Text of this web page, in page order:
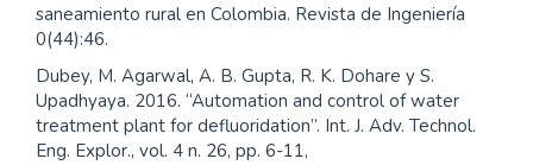
saneamiento rural en Colombia. Revista de Ingeniería
0(44):46.
Dubey, M. Agarwal, A. B. Gupta, R. K. Dohare y S.
Upadhyaya. 2016. “Automation and control of water
treatment plant for defluoridation”. Int. J. Adv. Technol.
Eng. Explor., vol. 4 n. 26, pp. 6-11,